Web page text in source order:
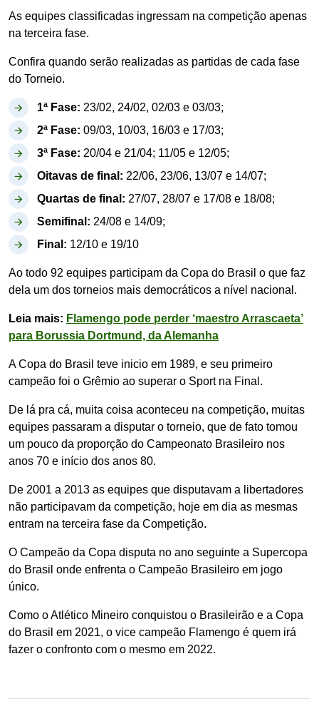
As equipes classificadas ingressam na competição apenas
na terceira fase.
Confira quando serão realizadas as partidas de cada fase
do Torneio.
1ª Fase: 23/02, 24/02, 02/03 e 03/03;
2ª Fase: 09/03, 10/03, 16/03 e 17/03;
3ª Fase: 20/04 e 21/04; 11/05 e 12/05;
Oitavas de final: 22/06, 23/06, 13/07 e 14/07;
Quartas de final: 27/07, 28/07 e 17/08 e 18/08;
Semifinal: 24/08 e 14/09;
Final: 12/10 e 19/10
Ao todo 92 equipes participam da Copa do Brasil o que faz
dela um dos torneios mais democráticos a nível nacional.
Leia mais: Flamengo pode perder ‘maestro Arrascaeta’
para Borussia Dortmund, da Alemanha
A Copa do Brasil teve inicio em 1989, e seu primeiro
campeão foi o Grêmio ao superar o Sport na Final.
De lá pra cá, muita coisa aconteceu na competição, muitas
equipes passaram a disputar o torneio, que de fato tomou
um pouco da proporção do Campeonato Brasileiro nos
anos 70 e início dos anos 80.
De 2001 a 2013 as equipes que disputavam a libertadores
não participavam da competição, hoje em dia as mesmas
entram na terceira fase da Competição.
O Campeão da Copa disputa no ano seguinte a Supercopa
do Brasil onde enfrenta o Campeão Brasileiro em jogo
único.
Como o Atlético Mineiro conquistou o Brasileirão e a Copa
do Brasil em 2021, o vice campeão Flamengo é quem irá
fazer o confronto com o mesmo em 2022.